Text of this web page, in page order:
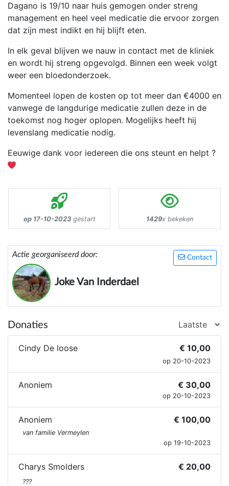
Dagano is 19/10 naar huis gemogen onder streng
management en heel veel medicatie die ervoor zorgen
dat zijn mest indikt en hij blijft eten.
In elk geval blijven we nauw in contact met de kliniek
en wordt hij streng opgevolgd. Binnen een week volgt
weer een bloedonderzoek.
Momenteel lopen de kosten op tot meer dan €4000 en
vanwege de langdurige medicatie zullen deze in de
toekomst nog hoger oplopen. Mogelijks heeft hij
levenslang medicatie nodig.
Eeuwige dank voor iedereen die ons steunt en helpt ?
op 17-10-2023gestart 1429x bekeken
Contact
Actie georganiseerd door:
Joke Van Inderdael
Donaties
Cindy De loose € 10,00
op 20-10-2023
Anoniem € 30,00
op 20-10-2023
Anoniem € 100,00
van familie Vermeylen
op 19-10-2023
Charys Smolders € 20,00
???